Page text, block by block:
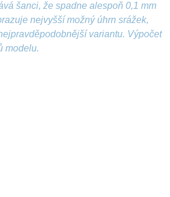
šanci, že spadne alespoň 0,1 mm
nejvyšší možný úhrn srážek,
variantu. Výpočet
modelu.